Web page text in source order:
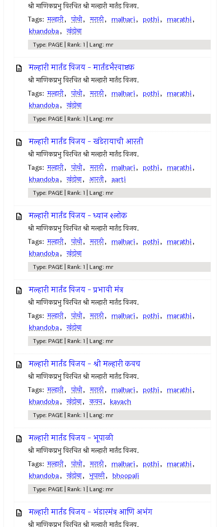
श्री माणिकप्रभु विरचित श्री मल्हारी मार्तंड विजय.
Tags: मल्हारी, पोथी, मराठी, malhari, pothi, marathi,
khandoba, खंडोबा
Type: PAGE | Rank: 1 | Lang: mr
मल्हारी मार्तंड विजय - मार्तंडभैरवाष्टक
श्री माणिकप्रभु विरचित श्री मल्हारी मार्तंड विजय.
Tags: मल्हारी, पोथी, मराठी, malhari, pothi, marathi,
khandoba, खंडोबा
Type: PAGE | Rank: 1 | Lang: mr
मल्हारी मार्तंड विजय - खंडेरायाची आरती
श्री माणिकप्रभु विरचित श्री मल्हारी मार्तंड विजय.
Tags: मल्हारी, पोथी, मराठी, malhari, pothi, marathi,
khandoba, खंडोबा, आरती, aarti
Type: PAGE | Rank: 1 | Lang: mr
मल्हारी मार्तंड विजय - ध्यान श्लोक
श्री माणिकप्रभु विरचित श्री मल्हारी मार्तंड विजय.
Tags: मल्हारी, पोथी, मराठी, malhari, pothi, marathi,
khandoba, खंडोबा
Type: PAGE | Rank: 1 | Lang: mr
मल्हारी मार्तंड विजय - प्रभावी मंत्र
श्री माणिकप्रभु विरचित श्री मल्हारी मार्तंड विजय.
Tags: मल्हारी, पोथी, मराठी, malhari, pothi, marathi,
khandoba, खंडोबा
Type: PAGE | Rank: 1 | Lang: mr
मल्हारी मार्तंड विजय - श्री मल्हारी कवच
श्री माणिकप्रभु विरचित श्री मल्हारी मार्तंड विजय.
Tags: मल्हारी, पोथी, मराठी, malhari, pothi, marathi,
khandoba, खंडोबा, कवच, kavach
Type: PAGE | Rank: 1 | Lang: mr
मल्हारी मार्तंड विजय - भूपाळी
श्री माणिकप्रभु विरचित श्री मल्हारी मार्तंड विजय.
Tags: मल्हारी, पोथी, मराठी, malhari, pothi, marathi,
khandoba, खंडोबा, भूपाळी, bhoopali
Type: PAGE | Rank: 1 | Lang: mr
मल्हारी मार्तंड विजय - भंडारमंत्र आणि अभंग
श्री माणिकप्रभु विरचित श्री मल्हारी मार्तंड विजय.